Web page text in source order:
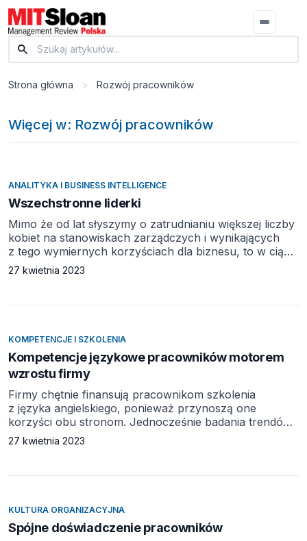
Strona główna > Rozwój pracowników
Więcej w: Rozwój pracowników
ANALITYKA I BUSINESS INTELLIGENCE
Wszechstronne liderki
Mimo że od lat słyszymy o zatrudnianiu większej liczby
kobiet na stanowiskach zarządczych i wynikających
z tego wymiernych korzyściach dla biznesu, to w ciągu
ostatnich lat sytuacja prawie się nie zmienia. Na temat
publikacji, badań i raportów, a mimo to kobiety nadal
organizacji. Potwierdza to […]
27 kwietnia 2023
KOMPETENCJE I SZKOLENIA
Kompetencje językowe pracowników motorem
wzrostu firmy
Firmy chętnie finansują pracownikom szkolenia
z języka angielskiego, ponieważ przynoszą one
korzyści obu stronom. Jednocześnie badania trendów
HR dowodzą, że tradycyjne formy nauki się nie
pracownikom? Partenerem materiału jest eTutor.
przez firmę doradczą Deloitte, uczenie się jest
27 kwietnia 2023
KULTURA ORGANIZACYJNA
Spójne doświadczenie pracowników